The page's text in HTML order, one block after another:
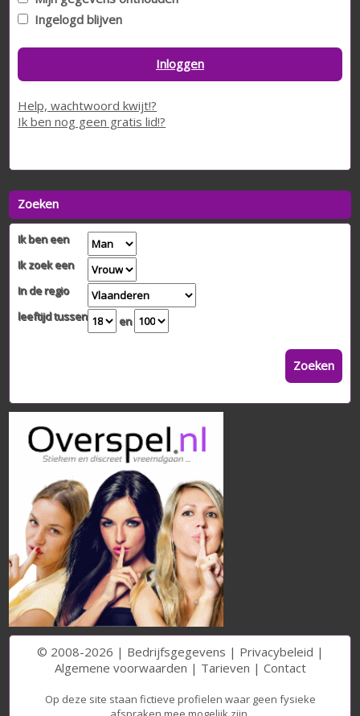
Ingelogd blijven
Inloggen
Help, wachtwoord kwijt!?
Ik ben nog geen gratis lid!?
Zoeken
Ik ben een
Ik zoek een
In de regio
leeftijd tussen
en
Zoeken
© 2008-2026 | Bedrijfsgegevens | Privacybeleid |
Algemene voorwaarden | Tarieven | Contact
Op deze site staan fictieve profielen waar geen fysieke